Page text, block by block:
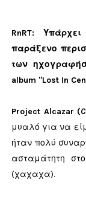
RnRT:
παράξενο
των
album "Lost In
Project Alcazar (
μυαλό για να
ήταν πολύ
ασταμάτητη
(χαχαχα).